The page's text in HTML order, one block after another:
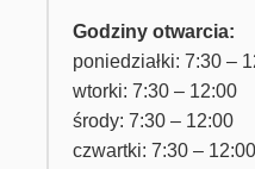
Godziny otwarcia:
poniedziałki: 7:30 –
wtorki: 7:30 – 12:00
środy: 7:30 – 12:00
czwartki: 7:30 – 12:00